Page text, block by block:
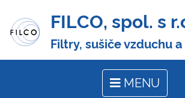
FILCO, spol. s
Filtry, sušiče vzduchu
MENU